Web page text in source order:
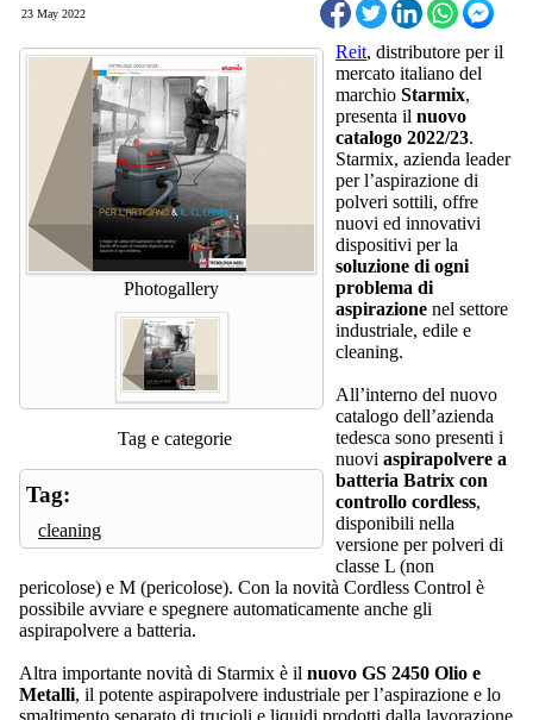
23 May 2022
Photogallery
Tag e categorie
Tag:
cleaning
Reit, distributore per il
mercato italiano del
marchio Starmix,
presenta il nuovo
catalogo 2022/23.
Starmix, azienda leader
per l’aspirazione di
polveri sottili, offre
nuovi ed innovativi
dispositivi per la
soluzione di ogni
problema di
aspirazione nel settore
industriale, edile e
cleaning.
All’interno del nuovo
catalogo dell’azienda
tedesca sono presenti i
nuovi aspirapolvere a
batteria Batrix con
controllo cordless,
disponibili nella
versione per polveri di
classe L (non
pericolose) e M (pericolose). Con la novità Cordless Control è
possibile avviare e spegnere automaticamente anche gli
aspirapolvere a batteria.
Altra importante novità di Starmix è il nuovo GS 2450 Olio e
Metalli, il potente aspirapolvere industriale per l’aspirazione e lo
smaltimento separato di trucioli e liquidi prodotti dalla lavorazione